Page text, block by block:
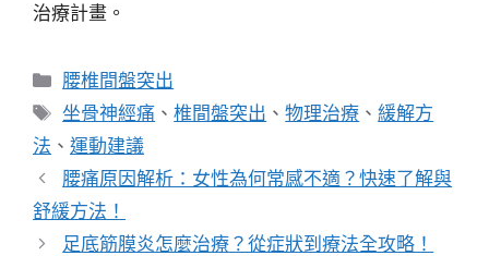
治療計畫。
分
類
腰椎間盤突出
標
籤
坐骨神經痛 、椎間盤突出 、物理治療 、緩解方
法 、 運動建議
腰痛原因解析：女性為何常感不適？快速了解與
舒緩方法！
足底筋膜炎怎麼治療？從症狀到療法全攻略！